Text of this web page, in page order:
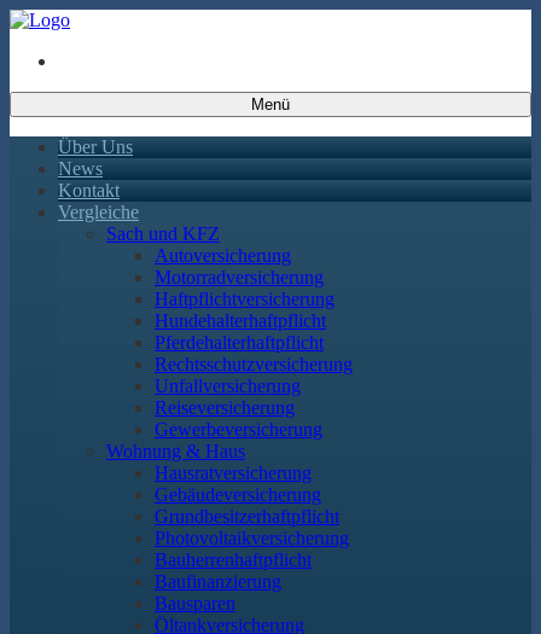
Menü
Über Uns
News
Kontakt
Vergleiche
Sach und KFZ
Autoversicherung
Motorradversicherung
Haftpflichtversicherung
Hundehalterhaftpflicht
Pferdehalterhaftpflicht
Rechtsschutzversicherung
Unfallversicherung
Reiseversicherung
Gewerbeversicherung
Wohnung & Haus
Hausratversicherung
Gebäudeversicherung
Grundbesitzerhaftpflicht
Photovoltaikversicherung
Bauherrenhaftpflicht
Baufinanzierung
Bausparen
Öltankversicherung